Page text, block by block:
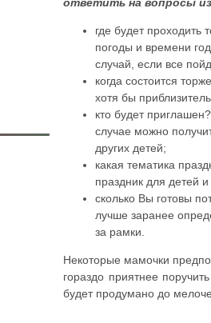
где будет проходить
погоды и времени
случай, если все
когда состоится
хотя бы
кто будет
случае можно
других детей;
какая тематика
праздник для детей
сколько Вы готовы
лучше заранее
за рамки.
Некоторые мамочки
гораздо приятнее
будет продумано до